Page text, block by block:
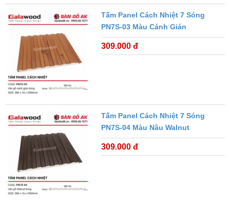
Tấm Panel Cách Nhiệt 7 Sóng
PN7S-03 Màu Cánh Gián
309.000 đ
Tấm Panel Cách Nhiệt 7 Sóng
PN7S-04 Màu Nâu Walnut
309.000 đ